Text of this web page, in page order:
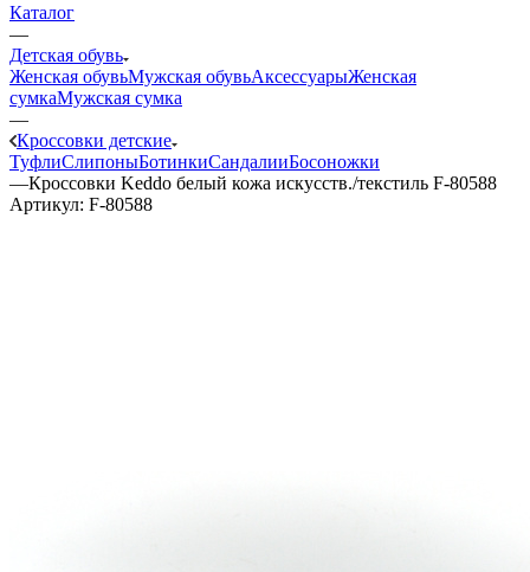
Каталог
—
Детская обувь
Женская обувьМужская обувьАксессуарыЖенская
сумкаМужская сумка
—
Кроссовки детские
ТуфлиСлипоныБотинкиСандалииБосоножки
—Кроссовки Keddo белый кожа искусств./текстиль F-80588
Артикул: F-80588